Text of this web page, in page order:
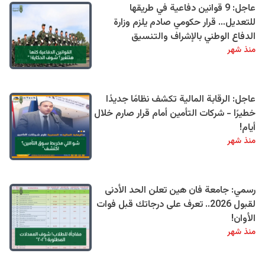
عاجل: 9 قوانين دفاعية في طريقها
للتعديل… قرار حكومي صادم يلزم وزارة
الدفاع الوطني بالإشراف والتنسيق
منذ شهر
عاجل: الرقابة المالية تكشف نظامًا جديدًا
خطيرًا - شركات التأمين أمام قرار صارم خلال
أيام!
منذ شهر
رسمي: جامعة فان هين تعلن الحد الأدنى
لقبول 2026.. تعرف على درجاتك قبل فوات
الأوان!
منذ شهر